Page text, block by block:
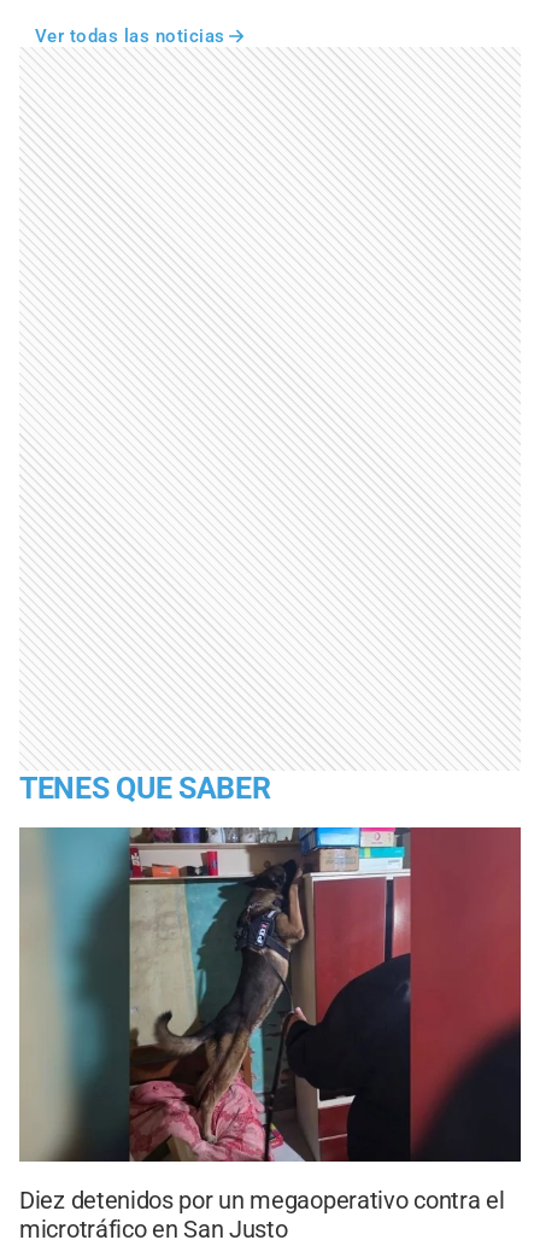
Ver todas las noticias
TENES QUE SABER
Diez detenidos por un megaoperativo contra el
microtráfico en San Justo